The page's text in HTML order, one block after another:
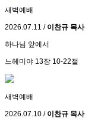
새벽예배
2026.07.11 / 이찬규 목사
하나님 앞에서
느헤미야 13장 10-22절
새벽예배
2026.07.10 / 이찬규 목사